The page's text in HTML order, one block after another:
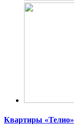
Квартиры «Телио»